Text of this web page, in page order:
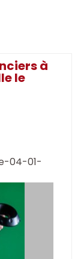
à
le
04-01-